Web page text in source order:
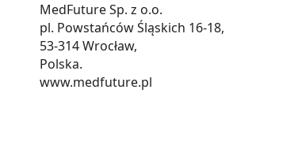
MedFuture Sp. z o.o.
pl. Powstańców Śląskich 16-18,
53-314 Wrocław,
Polska.
www.medfuture.pl